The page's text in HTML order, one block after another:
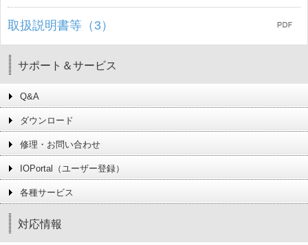
取扱説明書等（3）
サポート＆サービス
Q&A
ダウンロード
修理・お問い合わせ
IOPortal（ユーザー登録）
各種サービス
対応情報